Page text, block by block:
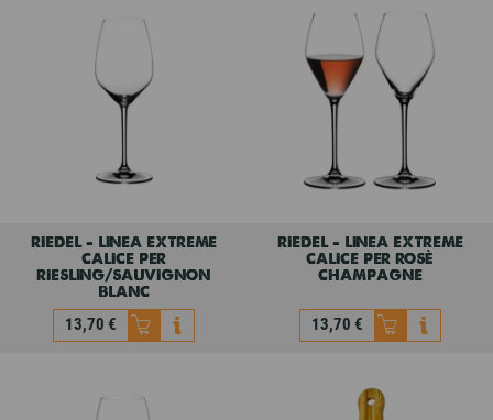
cabernet/merlot
calice per oaked
chardonnay
13,70 €
riedel - linea extreme
calice per
riesling/sauvignon
blanc
13,70 €
riesling/sauvignon
riedel - linea extreme
calice per rosè
champagne
13,70 €
calice per rosè
champagne